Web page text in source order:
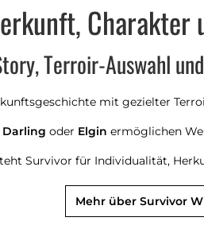
Terroir-Auswahl
mit gezielter
Darling oder Elgin ermöglichen
Survivor für Individualität,
Mehr über Survivor